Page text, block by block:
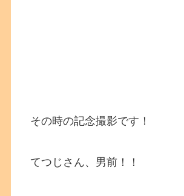
その時の記念撮影です！
てつじさん、男前！！